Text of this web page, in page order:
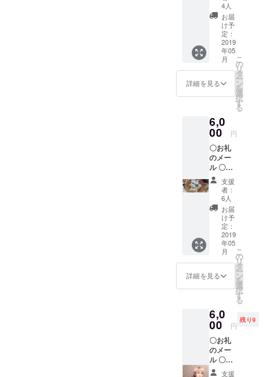
は、宿
泊費は
かかり
ませ
ん） ◎
日程調
整や交
どの詳
細につ
池アー
トフェ
スティ
バル実
行委員
会、作
家本
人、支
援者の3
者で進
めさせ
ていた
だきま
す。打
ち合わ
はメー
ル・電
ます。
◎セッ
トトー
トバッ
グは5月
GW明け
トバッ
グ 〇渡
辺商店
のグラ
フェッ
ドプリ
ン6個
4人
お届
け予
定：
2019
年05
月
詳細を見る
こ
の
リ
タ
ー
ン
を
選
択
す
る
6,0
00 円
〇お礼
のメー
ル 〇オ
リジナ
ルトー
トバッ
グ 〇イ
ルフォ
ルノ
ドーロ
のモ
ツァレ
ラチー
ズ3個
セット
支援
者：
6人
お届
け予
定：
2019
年05
月
詳細を見る
こ
の
リ
タ
ー
ン
を
選
択
す
る
6,0
00 円
残り9
〇お礼
のメー
ル 〇オ
リジナ
支援